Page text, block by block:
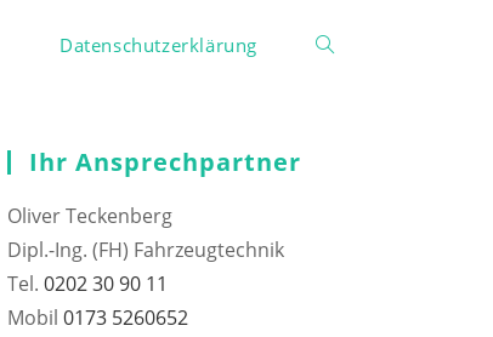
Datenschutzerklärung Website-
Ihr Ansprechpartner
Oliver Teckenberg
Dipl.-Ing. (FH) Fahrzeugtechnik
Tel. 0202 30 90 11
Mobil 0173 5260652